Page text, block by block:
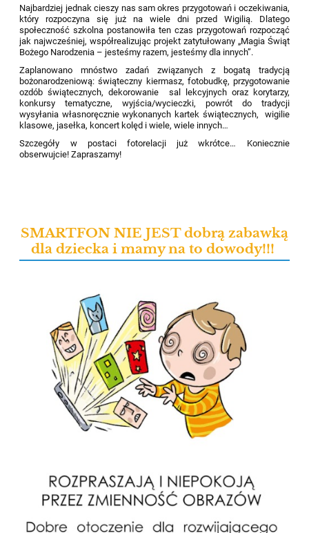
Najbardziej jednak cieszy nas sam okres przygotowań i oczekiwania,
który rozpoczyna się już na wiele dni przed Wigilią. Dlatego
społeczność szkolna postanowiła ten czas przygotowań rozpocząć
jak najwcześniej, współrealizując projekt zatytułowany „Magia Świąt
Bożego Narodzenia – jesteśmy razem, jesteśmy dla innych”.
Zaplanowano mnóstwo zadań związanych z bogatą tradycją
bożonarodzeniową: świąteczny kiermasz, fotobudkę, przygotowanie
ozdób świątecznych, dekorowanie
sal lekcyjnych oraz korytarzy,
konkursy tematyczne, wyjścia/wycieczki, powrót do tradycji
wysyłania własnoręcznie wykonanych kartek świątecznych,
wigilie
klasowe, jasełka, koncert kolęd i wiele, wiele innych…
Szczegóły w postaci fotorelacji już wkrótce… Koniecznie
obserwujcie! Zapraszamy!
SMARTFON NIE JEST dobrą zabawką
dla dziecka i mamy na to dowody!!!